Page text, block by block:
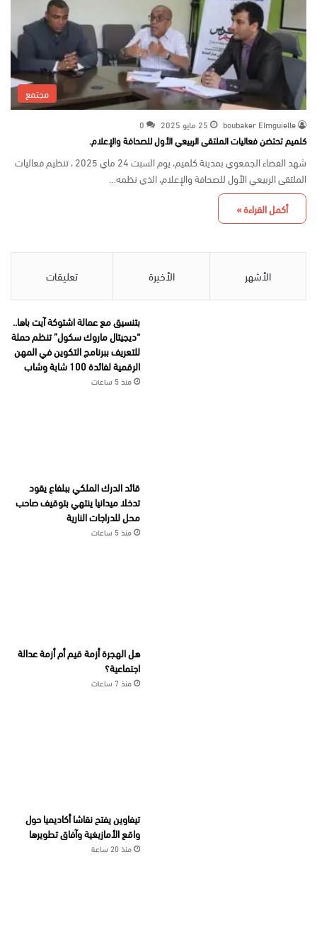
مجتمع
boubaker Elmguielle 25 مايو 2025 0
كلميم تحتضن فعاليات الملتقى الربيعي الأول للصحافة والإعلام.
شهد الفضاء الجمعوي بمدينة كلميم، يوم السبت 24 ماي 2025 ، تنظيم فعاليات
الملتقى الربيعي الأول للصحافة والإعلام، الذي نظمه…
أكمل القراءة »
الأشهر الأخيرة تعليقات
بتنسيق مع عمالة اشتوكة آيت باها..
“ديجيتال ماروك سكول” تنظم حملة
للتعريف ببرنامج التكوين في المهن
الرقمية لفائدة 100 شابة وشاب
منذ 5 ساعات
قائد الدرك الملكي ببلفاع يقود
تدخلا ميدانيا ينتهي بتوقيف صاحب
محل للدراجات النارية
منذ 5 ساعات
هل الهجرة أزمة قيم أم أزمة عدالة
اجتماعية؟
منذ 7 ساعات
تيفاوين يفتح نقاشا أكاديميا حول
واقع الأمازيغية وآفاق تطويرها
منذ 20 ساعة